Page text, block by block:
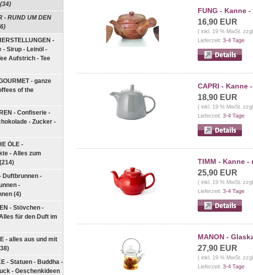
- RUND UM DEN
-
- Sirup - Leinöl -
Aufstrich - Tee
- ganze
of the
- Confiserie -
- Zucker -
ÖLE -
- Alles zum
Duftbrunnen -
-
(4)
- Stövchen -
für den Duft im
- alles aus und mit
- Statuen - Buddha -
- Geschenkideen
FUNG - Kanne
16,90 EUR
( inkl. 19 % MwSt. zzgl.
Lieferzeit: 3-4 Tage
CAPRI - Kanne
18,90 EUR
( inkl. 19 % MwSt. zzgl.
Lieferzeit: 3-4 Tage
TIMM - Kanne -
25,90 EUR
( inkl. 19 % MwSt. zzgl.
Lieferzeit: 3-4 Tage
MANON -
27,90 EUR
( inkl. 19 % MwSt. zzgl.
Lieferzeit: 3-4 Tage